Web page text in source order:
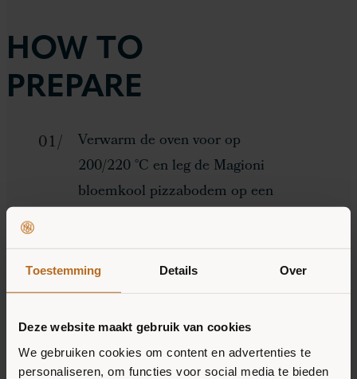
Toestemming Details Over
Deze website maakt gebruik van cookies
We gebruiken cookies om content en advertenties te
personaliseren, om functies voor social media te bieden
HOW TO
PREPARE
Verwarm de oven voor op
200/220 °C en leg de Magioni
bloemkool pizzabodem op een
Meng eventueel de hüttenkäse
door de tomatensaus voor
extra romigheid en eiwit, en
bestrijk de pizzabodem
gelijkmatig met de saus.